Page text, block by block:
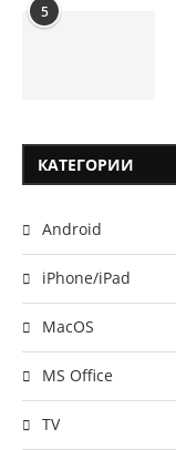
5
КАТЕГОРИИ
Android
iPhone/iPad
MacOS
MS Office
TV